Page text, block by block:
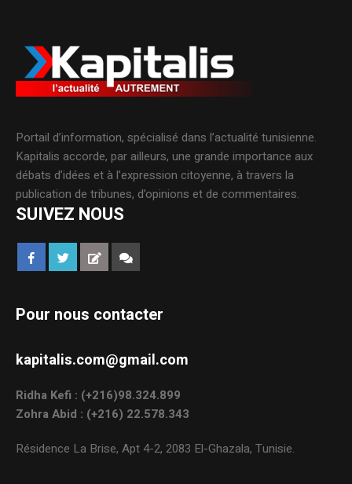
Portail d’information, spécialisé dans l’actualité tunisienne.
Kapitalis accorde, par ailleurs, une grande importance aux
débats d’idées et à l’expression citoyenne, à travers la
publication de tribunes, d’opinions et de commentaires.
SUIVEZ NOUS
Pour nous contacter
kapitalis.com@gmail.com
Ridha Kefi : (+216)98.324.899
Zohra Abid : (+216) 22.578.343
Résidence La Brise, Apt 4-2, 2083 El-Ghazala, Tunisie.